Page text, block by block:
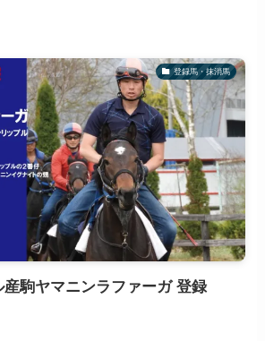
登録馬・抹消馬
駒ヤマニンラファーガ 登録